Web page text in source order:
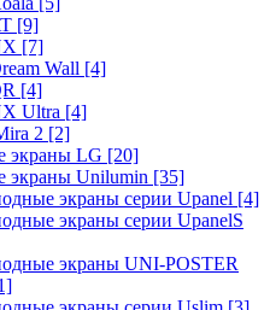
[9]
[7]
Wall [4]
[4]
Ultra [4]
2 [2]
экраны LG [20]
экраны Unilumin [35]
экраны серии Upanel [4]
экраны серии UpanelS
экраны UNI-POSTER